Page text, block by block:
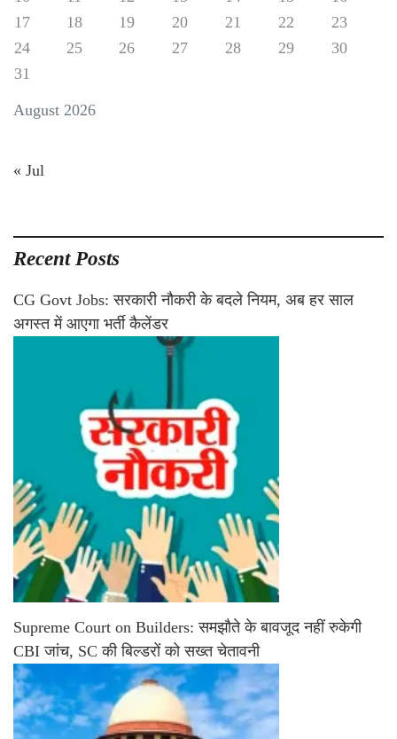
August 2026
17
18 19 20 21 22
23
24
25 26 27 28 29
30
31
« Jul
Recent Posts
CG Govt Jobs: सरकारी नौकरी के बदले नियम, अब हर साल
अगस्त में आएगा भर्ती कैलेंडर
Supreme Court on Builders: समझौते के बावजूद नहीं रुकेगी
CBI जांच, SC की बिल्डरों को सख्त चेतावनी